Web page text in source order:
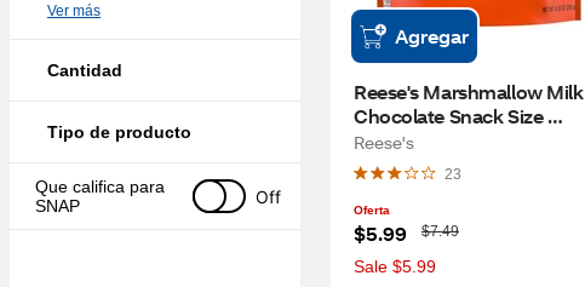
Ver más
Cantidad
Tipo de producto
Que califica para
SNAP
Off
Agregar
Reese's Marshmallow Milk
Chocolate Snack Size
Peanut Butter Cups Candy
Bag, 9.35 OZ
Reese's
23
Oferta
$5.99
W
a
s
$7.49
Sale $5.99